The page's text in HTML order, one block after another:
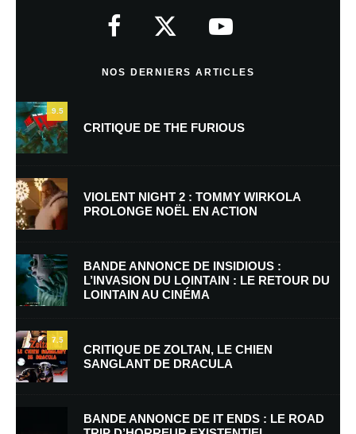
Nom*
E-mail* Site web
Enregistrer mon nom, mon e-mail et mon site dans le navigateur pour
mon prochain commentaire.
Prévenez-moi de tous les nouveaux commentaires par e-mail.
NOS DERNIERS ARTICLES
9.5
CRITIQUE DE THE FURIOUS
VIOLENT NIGHT 2 : TOMMY WIRKOLA
PROLONGE NOËL EN ACTION
BANDE ANNONCE DE INSIDIOUS :
L’INVASION DU LOINTAIN : LE RETOUR DU
LOINTAIN AU CINÉMA
7.5
CRITIQUE DE ZOLTAN, LE CHIEN
SANGLANT DE DRACULA
BANDE ANNONCE DE IT ENDS : LE ROAD